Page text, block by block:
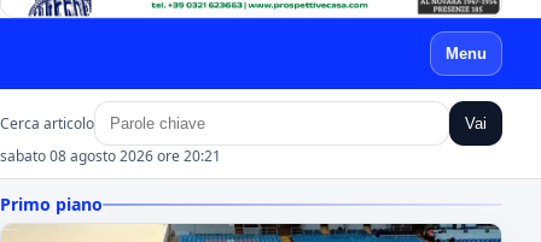
Menu
Cerca articolo Vai
sabato 08 agosto 2026 ore 20:21
Primo piano